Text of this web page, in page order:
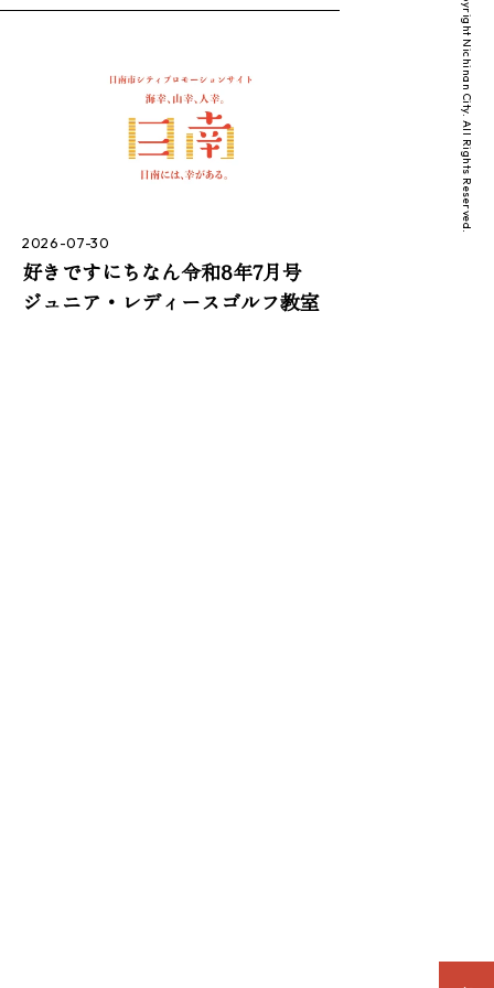
2026-07-30
好きですにちなん令和8年7月号
ジュニア・レディースゴルフ教室
copyright Nichinan City. All Rights Reserved.